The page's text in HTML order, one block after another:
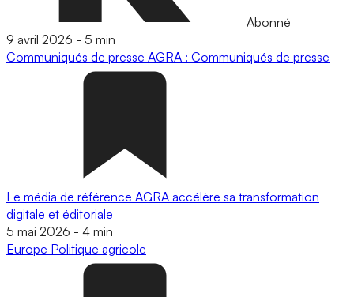
Abonné
9 avril 2026 - 5 min
Communiqués de presse AGRA : Communiqués de presse
Le média de référence AGRA accélère sa transformation
digitale et éditoriale
5 mai 2026 - 4 min
Europe Politique agricole